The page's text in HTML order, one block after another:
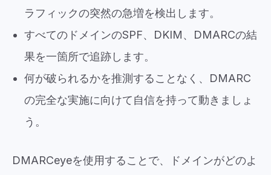
ラフィックの突然の急増を検出します。
すべてのドメインのSPF、DKIM、DMARCの結
果を一箇所で追跡します。
何が破られるかを推測することなく、DMARC
の完全な実施に向けて自信を持って動きましょ
う。
DMARCeyeを使用することで、ドメインがどのよ